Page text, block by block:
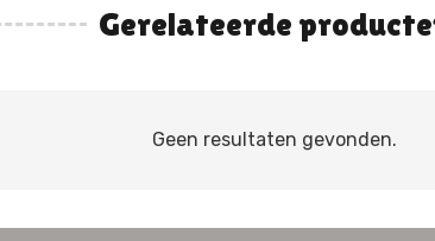
Gerelateerde
Geen resultaten gevonden.